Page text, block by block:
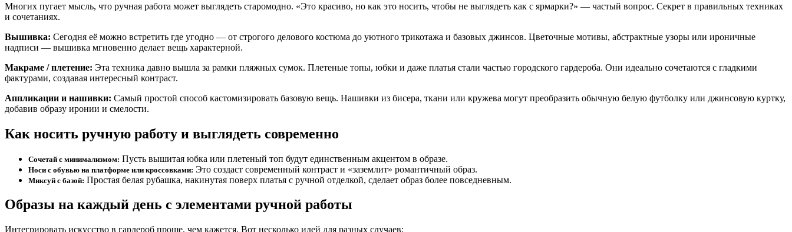
Многих пугает мысль, что ручная работа может выглядеть старомодно. «Это красиво, но как это носить, чтобы не выглядеть как с ярмарки?» — частый вопрос. Секрет в правильных техниках
и сочетаниях.
Вышивка: Сегодня её можно встретить где угодно — от строгого делового костюма до уютного трикотажа и базовых джинсов. Цветочные мотивы, абстрактные узоры или ироничные
надписи — вышивка мгновенно делает вещь характерной.
Макраме / плетение: Эта техника давно вышла за рамки пляжных сумок. Плетеные топы, юбки и даже платья стали частью городского гардероба. Они идеально сочетаются с гладкими
фактурами, создавая интересный контраст.
Аппликации и нашивки: Самый простой способ кастомизировать базовую вещь. Нашивки из бисера, ткани или кружева могут преобразить обычную белую футболку или джинсовую куртку,
добавив образу иронии и смелости.
Как носить ручную работу и выглядеть современно
Сочетай с минимализмом: Пусть вышитая юбка или плетеный топ будут единственным акцентом в образе.
Носи с обувью на платформе или кроссовками: Это создаст современный контраст и «заземлит» романтичный образ.
Миксуй с базой: Простая белая рубашка, накинутая поверх платья с ручной отделкой, сделает образ более повседневным.
Образы на каждый день с элементами ручной работы
Интегрировать искусство в гардероб проще, чем кажется. Вот несколько идей для разных случаев: